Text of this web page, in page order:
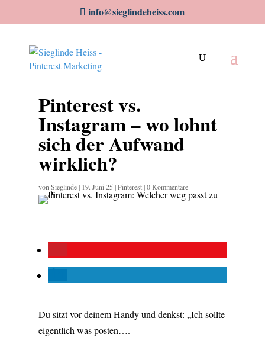
info@sieglindeheiss.com
Pinterest vs.
Instagram – wo lohnt
sich der Aufwand
wirklich?
von Sieglinde| 19. Juni 25 |Pinterest|0 Kommentare
Du sitzt vor deinem Handy und denkst: „Ich sollte
eigentlich was posten….